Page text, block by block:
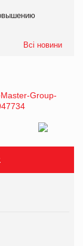
Всі новини